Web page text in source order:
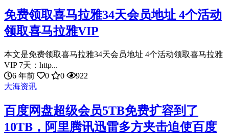
免费领取喜马拉雅34天会员地址 4个活动
领取喜马拉雅VIP
本文是免费领取喜马拉雅34天会员地址 4个活动领取喜马拉雅
VIP 7天：http...
6 年前
0 0
922
大海资讯
百度网盘超级会员5TB免费扩容到了
10TB，阿里腾讯迅雷多方夹击迫使百度